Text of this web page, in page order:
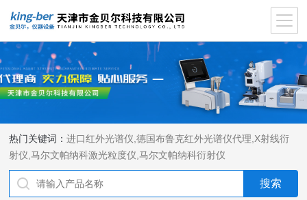
热门关键词：进口红外光谱仪 ,德国布鲁克红外光谱仪代理 X射线衍
射仪 ,马尔文帕纳科激光粒度仪 ,马尔文帕纳科衍射仪